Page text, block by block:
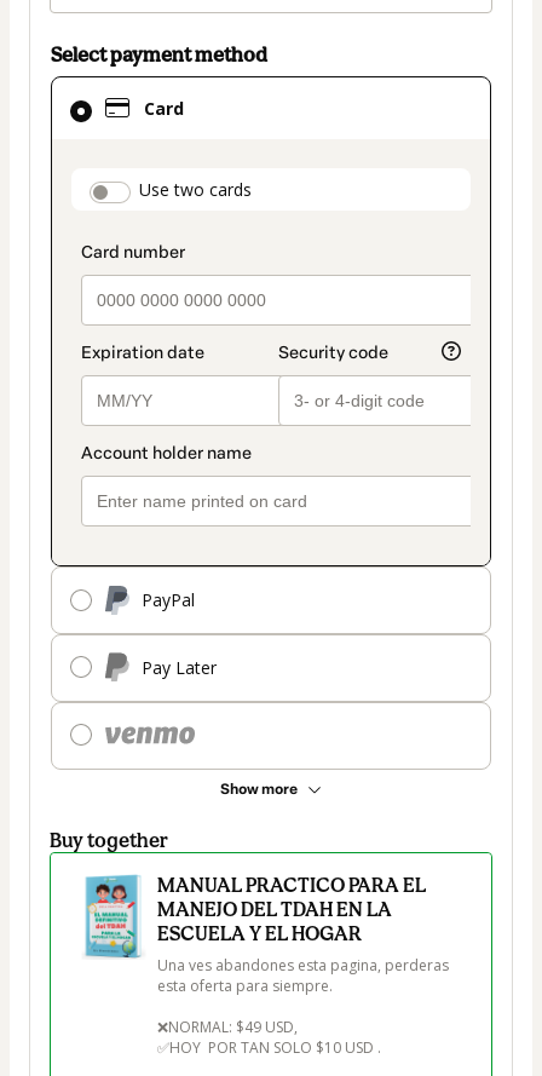
Select payment method
Card
payment_data.section_title_v2
Use two cards
PayPal
Pay Later
Show more
Card
selected
method
Buy together
MANUAL PRACTICO PARA EL
MANEJO DEL TDAH EN LA
ESCUELA Y EL HOGAR
Una ves abandones esta pagina, perderas
esta oferta para siempre.
❌NORMAL: $49 USD,
✅HOY  POR TAN SOLO $10 USD .